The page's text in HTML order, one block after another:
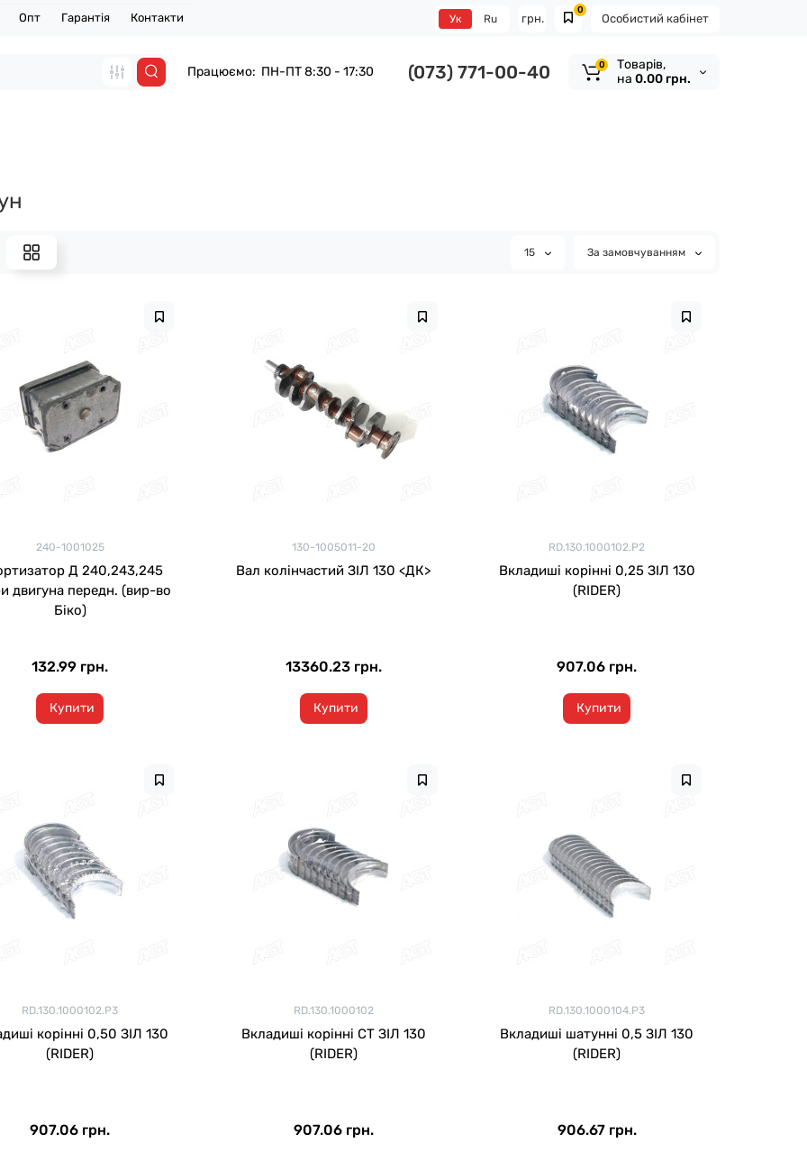
Опт Гарантія Контакти Особистий кабінет
0
грн.
Ук Ru
Працюємо: ПН-ПТ 8:30 - 17:30 (073) 771-00-40 0
Tоварів,
на 0.00 грн.
15 За замовчуванням
240-1001025
Д 240,243,245
двигуна передн. (вир-во
Біко)
132.99 грн.
Купити
130-1005011-20
Вал колінчастий ЗІЛ 130 <ДК>
13360.23 грн.
Купити
RD.130.1000102.Р2
Вкладиші корінні 0,25 ЗІЛ 130
(RIDER)
907.06 грн.
Купити
RD.130.1000102.Р3
корінні 0,50 ЗІЛ 130
(RIDER)
907.06 грн.
RD.130.1000102
Вкладиші корінні СТ ЗІЛ 130
(RIDER)
907.06 грн.
RD.130.1000104.Р3
Вкладиші шатунні 0,5 ЗІЛ 130
(RIDER)
906.67 грн.